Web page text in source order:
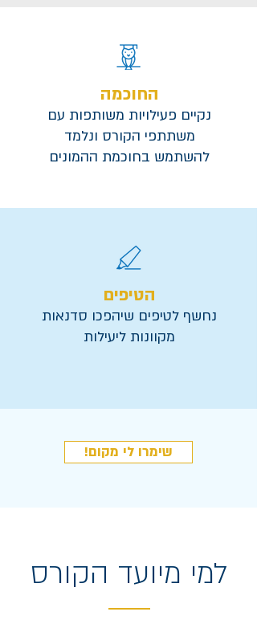
החוכמה
נקיים פעילויות משותפות עם
משתתפי הקורס ונלמד
להשתמש בחוכמת ההמונים
הטיפים
נחשף לטיפים שיהפכו סדנאות
מקוונות ליעילות
!שימרו לי מקום
למי מיועד הקורס